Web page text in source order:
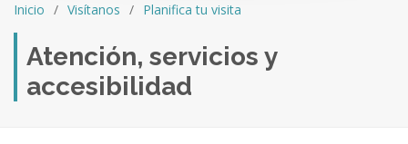
Inicio Visítanos Planifica tu visita
Atención, servicios y
accesibilidad